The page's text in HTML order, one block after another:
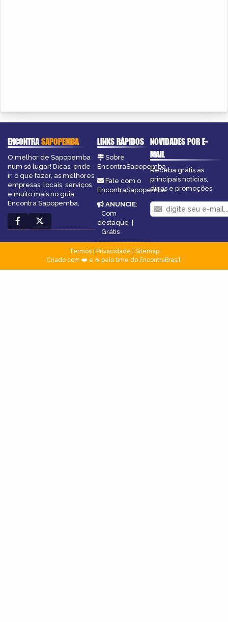
ENCONTRASAPOPEMBA
O melhor de Sapopemba
num só lugar! Dicas, onde
ir, o que fazer, as melhores
empresas, locais, serviços
e muito mais no guia
Encontra Sapopemba.
LINKS RÁPIDOS
Sobre
EncontraSapopemba
Fale com o
EncontraSapopemba
ANUNCIE:
Com
destaque |
Grátis
NOVIDADES POR E-
MAIL
Receba grátis as
principais notícias,
dicas e promoções
Termos| Privacidade
Sitemap
Criado com ❤️ e ☕ pelo time do EncontraBrasil